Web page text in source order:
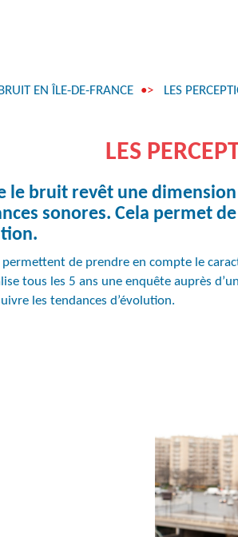
EN ÎLE-DE-FRANCE LES
LES
le bruit revêt une
sonores. Cela permet
permettent de prendre en compte le
tous les 5 ans une enquête auprès
les tendances d’évolution.